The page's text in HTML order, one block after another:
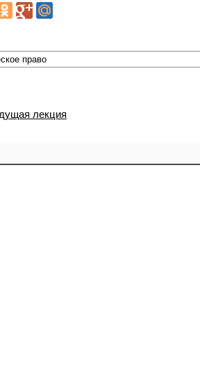
лекция